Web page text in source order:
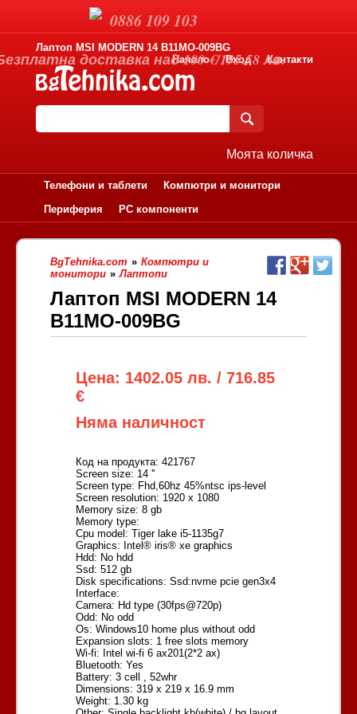
Лаптоп MSI MODERN 14 B11MO-009BG
Начало
Вход Контакти
Моята количка
Телефони и таблети
Компютри и монитори
Периферия
PC компоненти
BgTehnika.com » Компютри и
монитори » Лаптопи
Лаптоп MSI MODERN 14
B11MO-009BG
Цена: 1402.05 лв. / 716.85
€
Няма наличност
Код на продукта: 421767
Screen size: 14 ''
Screen type: Fhd,60hz 45%ntsc ips-level
Screen resolution: 1920 x 1080
Memory size: 8 gb
Memory type:
Cpu model: Tiger lake i5-1135g7
Graphics: Intel® iris® xe graphics
Hdd: No hdd
Ssd: 512 gb
Disk specifications: Ssd:nvme pcie gen3x4
Interface:
Camera: Hd type (30fps@720p)
Odd: No odd
Os: Windows10 home plus without odd
Expansion slots: 1 free slots memory
Wi-fi: Intel wi-fi 6 ax201(2*2 ax)
Bluetooth: Yes
Battery: 3 cell , 52whr
Dimensions: 319 x 219 x 16.9 mm
Weight: 1.30 kg
0886 109 103
доставка над 100 €/195.58 лв.